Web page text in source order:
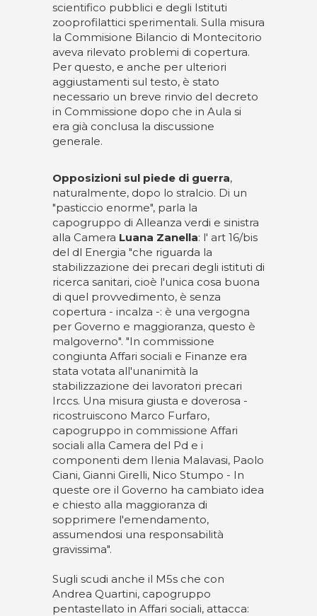
scientifico pubblici e degli Istituti
zooprofilattici sperimentali. Sulla misura
la Commisione Bilancio di Montecitorio
aveva rilevato problemi di copertura.
Per questo, e anche per ulteriori
aggiustamenti sul testo, è stato
necessario un breve rinvio del decreto
in Commissione dopo che in Aula si
era già conclusa la discussione
generale.
Opposizioni sul piede di guerra,
naturalmente, dopo lo stralcio. Di un
"pasticcio enorme", parla la
capogruppo di Alleanza verdi e sinistra
alla Camera Luana Zanella: l' art 16/bis
del dl Energia "che riguarda la
stabilizzazione dei precari degli istituti di
ricerca sanitari, cioè l'unica cosa buona
di quel provvedimento, è senza
copertura - incalza -: è una vergogna
per Governo e maggioranza, questo è
malgoverno". "In commissione
congiunta Affari sociali e Finanze era
stata votata all'unanimità la
stabilizzazione dei lavoratori precari
Irccs. Una misura giusta e doverosa -
ricostruiscono Marco Furfaro,
capogruppo in commissione Affari
sociali alla Camera del Pd e i
componenti dem Ilenia Malavasi, Paolo
Ciani, Gianni Girelli, Nico Stumpo - In
queste ore il Governo ha cambiato idea
e chiesto alla maggioranza di
sopprimere l'emendamento,
assumendosi una responsabilità
gravissima".
Sugli scudi anche il M5s che con
Andrea Quartini, capogruppo
pentastellato in Affari sociali, attacca: